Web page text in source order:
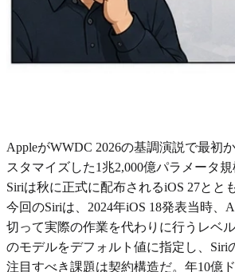
AppleがWWDC 2026の基調演説で最初
スタマイズした1兆2,000億パラメータ
Siriは秋に正式に配布されるiOS 27とと
今回のSiriは、2024年iOS 18発表当時
切って実際の作業を代わりに行うレベ
のモデルをデフォルト値に指定し、Siri
注目すべき課題は契約構造だ。年10億